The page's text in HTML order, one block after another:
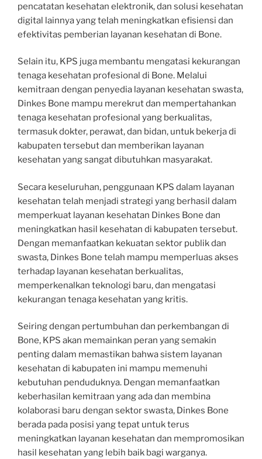
pencatatan kesehatan elektronik, dan solusi kesehatan
digital lainnya yang telah meningkatkan efisiensi dan
efektivitas pemberian layanan kesehatan di Bone.
Selain itu, KPS juga membantu mengatasi kekurangan
tenaga kesehatan profesional di Bone. Melalui
kemitraan dengan penyedia layanan kesehatan swasta,
Dinkes Bone mampu merekrut dan mempertahankan
tenaga kesehatan profesional yang berkualitas,
termasuk dokter, perawat, dan bidan, untuk bekerja di
kabupaten tersebut dan memberikan layanan
kesehatan yang sangat dibutuhkan masyarakat.
Secara keseluruhan, penggunaan KPS dalam layanan
kesehatan telah menjadi strategi yang berhasil dalam
memperkuat layanan kesehatan Dinkes Bone dan
meningkatkan hasil kesehatan di kabupaten tersebut.
Dengan memanfaatkan kekuatan sektor publik dan
swasta, Dinkes Bone telah mampu memperluas akses
terhadap layanan kesehatan berkualitas,
memperkenalkan teknologi baru, dan mengatasi
kekurangan tenaga kesehatan yang kritis.
Seiring dengan pertumbuhan dan perkembangan di
Bone, KPS akan memainkan peran yang semakin
penting dalam memastikan bahwa sistem layanan
kesehatan di kabupaten ini mampu memenuhi
kebutuhan penduduknya. Dengan memanfaatkan
keberhasilan kemitraan yang ada dan membina
kolaborasi baru dengan sektor swasta, Dinkes Bone
berada pada posisi yang tepat untuk terus
meningkatkan layanan kesehatan dan mempromosikan
hasil kesehatan yang lebih baik bagi warganya.